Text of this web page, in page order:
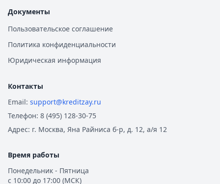
Документы
Пользовательское соглашение
Политика конфиденциальности
Юридическая информация
Контакты
Email: support@kreditzay.ru
Телефон: 8 (495) 128-30-75
Адрес: г. Москва, Яна Райниса б-р, д. 12, а/я 12
Время работы
Понедельник - Пятница
с 10:00 до 17:00 (МСК)